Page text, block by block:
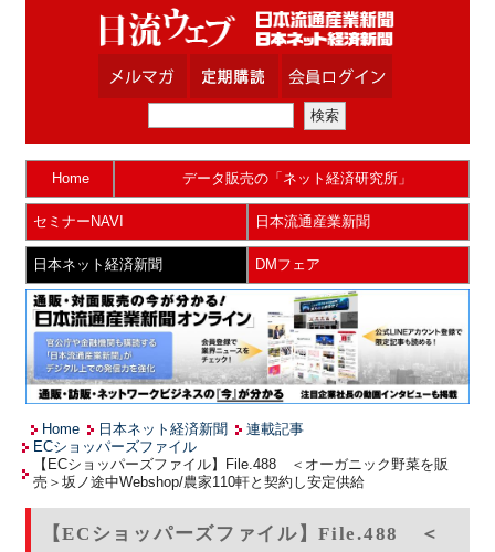
Home データ販売の「ネット経済研究所」
セミナーNAVI 日本流通産業新聞
日本ネット経済新聞 DMフェア
Home 日本ネット経済新聞
連載記事
ECショッパーズファイル
【ECショッパーズファイル】File.488 ＜オーガニック野菜を販
売＞坂ノ途中Webshop/農家110軒と契約し安定供給
【ECショッパーズファイル】File.488 ＜